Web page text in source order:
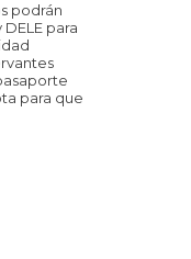
podrán
para
para que